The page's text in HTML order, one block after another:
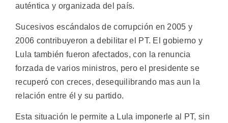
auténtica y organizada del país.
Sucesivos escándalos de corrupción en 2005 y
2006 contribuyeron a debilitar el PT. El gobierno y
Lula también fueron afectados, con la renuncia
forzada de varios ministros, pero el presidente se
recuperó con creces, desequilibrando mas aun la
relación entre él y su partido.
Esta situación le permite a Lula imponerle al PT, sin